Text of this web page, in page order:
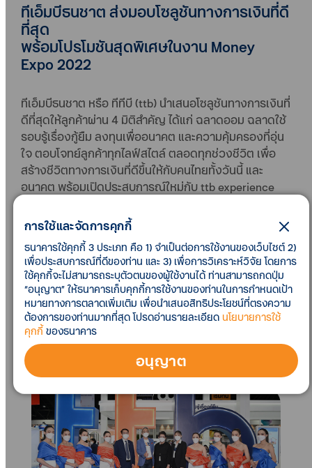
ทีเอ็มบีธนชาต ส่งมอบโซลูชันทางการเงินที่ดี
ที่สุด
พร้อมโปรโมชันสุดพิเศษในงาน Money
Expo 2022
ทีเอ็มบีธนชาต หรือ ทีทีบี (ttb) นำเสนอโซลูชันทางการเงินที่
ดีที่สุดให้ลูกค้าผ่าน 4 มิติสำคัญ ได้แก่ ฉลาดออม ฉลาดใช้
รอบรู้เรื่องกู้ยืม ลงทุนเพื่ออนาคต และความคุ้มครองที่อุ่น
ใจ ตอบโจทย์ลูกค้าทุกไลฟ์สไตล์ ตลอดทุกช่วงชีวิต เพื่อ
สร้างชีวิตทางการเงินที่ดีขึ้นให้กับคนไทยทั้งวันนี้ และ
อนาคต พร้อมเปิดประสบการณ์ใหม่กับ ttb experience
ประสบการณ์จริงกับแอปพลิเคชัน ทีทีบี ทัช (ttb touch)
โฉมใหม่ ผู้ช่วยส่วนตัวที่ช่วยให้การเงินของลูกค้าดีขึ้นรอบ
ด้าน ในงาน Money Expo 2022 โดยมีนายฐากร ปิยะพันธ์
ผู้จัดการใหญ่นายอนุวัติร์ เหลืองทวีกุลประธานเจ้าหน้าที่
บริหารลูกค้าบุคคล ให้การต้อนรับนายกฤษฎา จีนะวิจา
รณะปลัดกระทรวงการคลัง ประธานเปิดงานมหกรรมการ
เงิน ครั้งที่ 22 กรุงเทพฯนายสันติ วิริยะรังสฤษฏ์ประธาน
จัดงานฯ และนางสาวภาคนี วิริยะรังสฤษฏ์
นร่วมฯ ณ ชาเลนเจอร์ 2-3 อิมแพ็ค เมืองทองธานี
การใช้และจัดการคุกกี้
ธนาคารใช้คุกกี้ 3 ประเภท คือ 1) จำเป็นต่อการใช้งานของเว็บไซต์ 2)
เพื่อประสบการณ์ที่ดีของท่าน และ 3) เพื่อการวิเคราะห์วิจัย โดยการ
ใช้คุกกี้จะไม่สามารถระบุตัวตนของผู้ใช้งานได้ ท่านสามารถกดปุ่ม
“อนุญาต” ให้ธนาคารเก็บคุกกี้การใช้งานของท่านในการกำหนดเป้า
หมายทางการตลาดเพิ่มเติม เพื่อนำเสนอสิทธิประโยชน์ที่ตรงความ
ต้องการของท่านมากที่สุด โปรดอ่านรายละเอียด นโยบายการใช้
คุกกี้ของธนาคาร
อนุญาต